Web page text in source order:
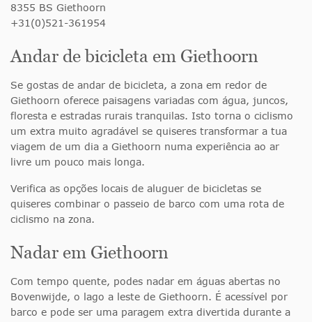
8355 BS Giethoorn
+31(0)521-361954
Andar de bicicleta em Giethoorn
Se gostas de andar de bicicleta, a zona em redor de
Giethoorn oferece paisagens variadas com água, juncos,
floresta e estradas rurais tranquilas. Isto torna o ciclismo
um extra muito agradável se quiseres transformar a tua
viagem de um dia a Giethoorn numa experiência ao ar
livre um pouco mais longa.
Verifica as opções locais de aluguer de bicicletas se
quiseres combinar o passeio de barco com uma rota de
ciclismo na zona.
Nadar em Giethoorn
Com tempo quente, podes nadar em águas abertas no
Bovenwijde, o lago a leste de Giethoorn. É acessível por
barco e pode ser uma paragem extra divertida durante a